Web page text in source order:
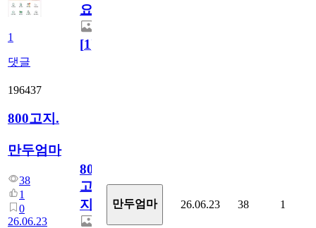
1
댓글
요)
[1]
196437
800고지.
만두엄마
38
1
0
26.06.23
800
고
지.
만두엄마 26.06.23 38 1